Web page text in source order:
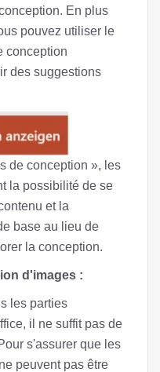
En plus
pouvez utiliser le
conception
des suggestions
de conception », les
la possibilité de se
et la
base au lieu de
la conception.
d'images :
les parties
il ne suffit pas de
s'assurer que les
peuvent pas être